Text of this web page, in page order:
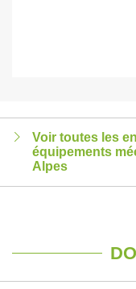
Voir toutes les
équipements
Alpes